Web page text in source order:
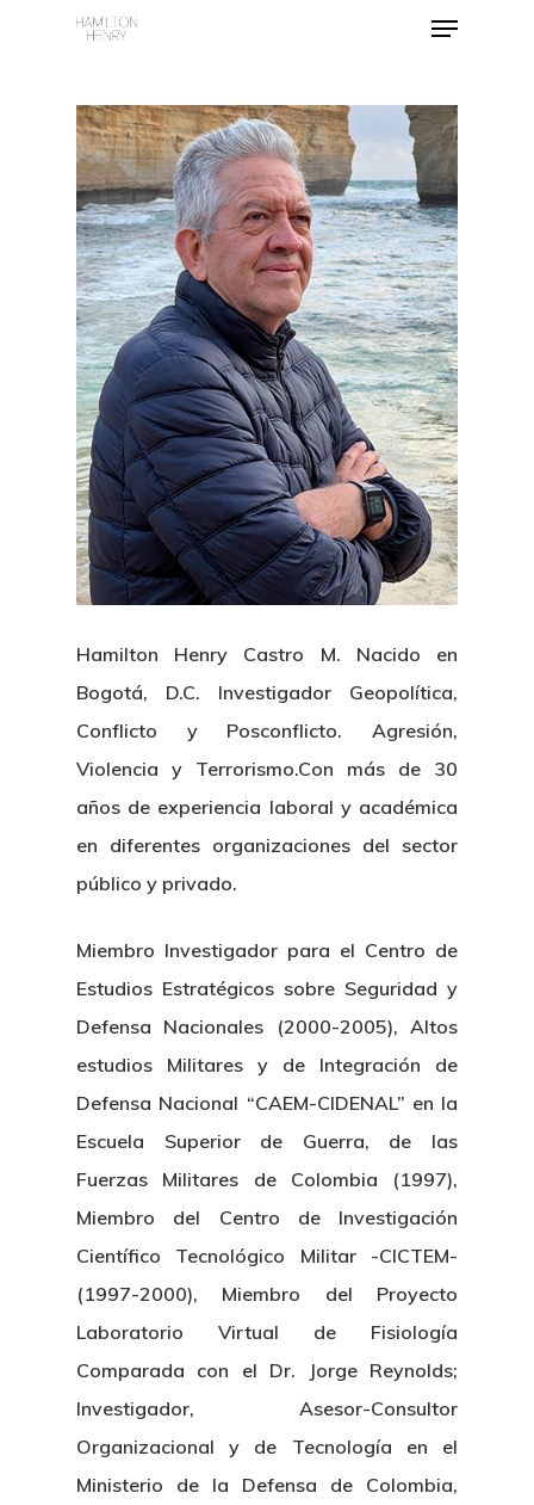
Hit enter to search or ESC to close
Hamilton Henry Castro M. Nacido en
Bogotá, D.C. Investigador Geopolítica,
Conflicto y Posconflicto. Agresión,
Violencia y Terrorismo.Con más de 30
años de experiencia laboral y académica
en diferentes organizaciones del sector
público y privado.
Miembro Investigador para el Centro de
Estudios Estratégicos sobre Seguridad y
Defensa Nacionales (2000-2005), Altos
estudios Militares y de Integración de
Defensa Nacional “CAEM-CIDENAL” en la
Escuela Superior de Guerra, de las
Fuerzas Militares de Colombia (1997),
Miembro del Centro de Investigación
Científico Tecnológico Militar -CICTEM-
(1997-2000), Miembro del Proyecto
Laboratorio Virtual de Fisiología
Comparada con el Dr. Jorge Reynolds;
Investigador, Asesor-Consultor
Organizacional y de Tecnología en el
Ministerio de la Defensa de Colombia,